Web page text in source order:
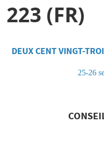
223 (FR)
DEUX CENT VINGT-
25-26